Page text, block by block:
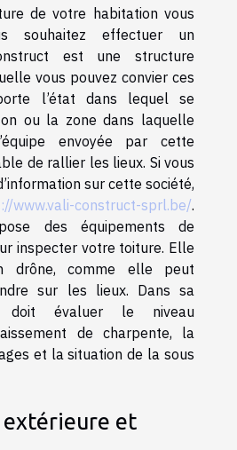
de votre habitation vous
souhaitez effectuer un
est une structure
vous pouvez convier ces
l’état dans lequel se
ou la zone dans laquelle
envoyée par cette
de rallier les lieux. Si vous
sur cette société,
www.vali-construct-sprl.be/.
des équipements de
inspecter votre toiture. Elle
drône, comme elle peut
sur les lieux. Dans sa
doit évaluer le niveau
de charpente, la
et la situation de la sous
extérieure et